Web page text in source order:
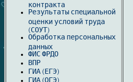
контракта
Результаты специальной
оценки условий труда
(СОУТ)
Обработка персональных
данных
ФИС ФРДО
ВПР
ГИА (ЕГЭ)
ГИА (ОГЭ)